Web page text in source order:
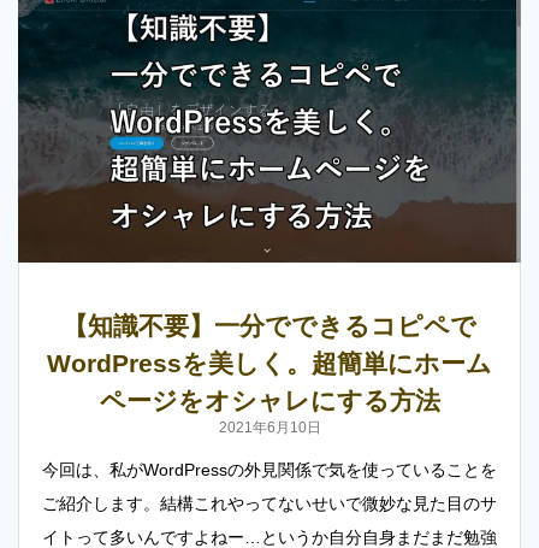
【知識不要】一分でできるコピペで
WordPressを美しく。超簡単にホーム
ページをオシャレにする方法
2021年6月10日
今回は、私がWordPressの外見関係で気を使っていることを
ご紹介します。結構これやってないせいで微妙な見た目のサ
イトって多いんですよねー…というか自分自身まだまだ勉強